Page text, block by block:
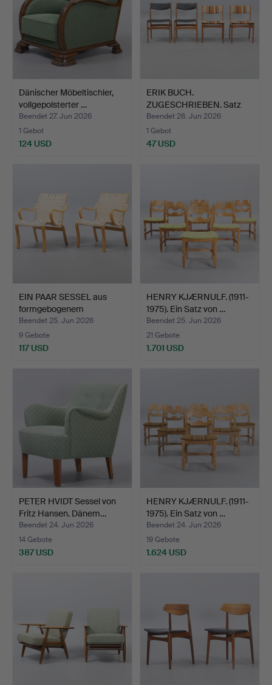
Dänischer Möbeltischler,
vollgepolsterter …
Beendet 27. Jun 2026
1 Gebot
124 USD
ERIK BUCH.
ZUGESCHRIEBEN. Satz
von vier St…
Beendet 26. Jun 2026
1 Gebot
47 USD
EIN PAAR SESSEL aus
formgebogenem
Buchenho…
Beendet 25. Jun 2026
9 Gebote
117 USD
HENRY KJÆRNULF. (1911-
1975). Ein Satz von …
Beendet 25. Jun 2026
21 Gebote
1.701 USD
PETER HVIDT Sessel von
Fritz Hansen. Dänem…
Beendet 24. Jun 2026
14 Gebote
387 USD
HENRY KJÆRNULF. (1911-
1975). Ein Satz von …
Beendet 24. Jun 2026
19 Gebote
1.624 USD